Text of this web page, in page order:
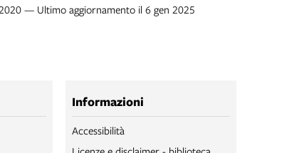
— Ultimo aggiornamento il 6 gen 2025
Informazioni
Accessibilità